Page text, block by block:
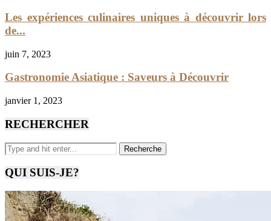
Les expériences culinaires uniques à découvrir lors
de...
juin 7, 2023
Gastronomie Asiatique : Saveurs à Découvrir
janvier 1, 2023
RECHERCHER
QUI SUIS-JE?